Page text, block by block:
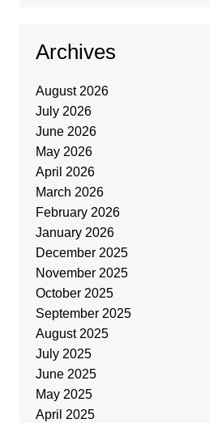
Archives
August 2026
July 2026
June 2026
May 2026
April 2026
March 2026
February 2026
January 2026
December 2025
November 2025
October 2025
September 2025
August 2025
July 2025
June 2025
May 2025
April 2025